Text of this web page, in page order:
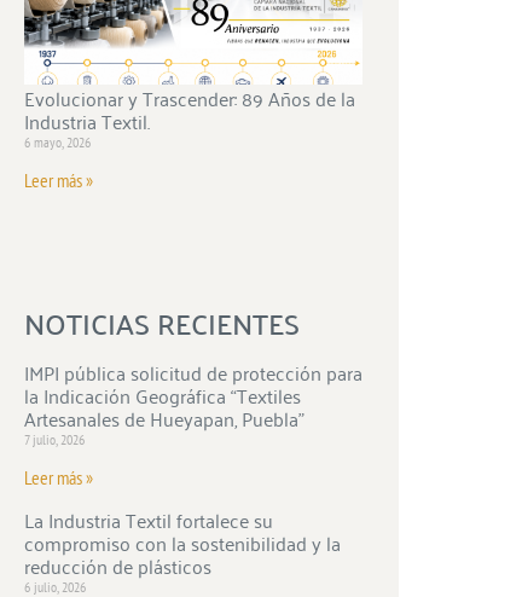
Evolucionar y Trascender: 89 Años de la
Industria Textil.
6 mayo, 2026
Leer más »
NOTICIAS RECIENTES
IMPI pública solicitud de protección para
la Indicación Geográfica “Textiles
Artesanales de Hueyapan, Puebla”
7 julio, 2026
Leer más »
La Industria Textil fortalece su
compromiso con la sostenibilidad y la
reducción de plásticos
6 julio, 2026